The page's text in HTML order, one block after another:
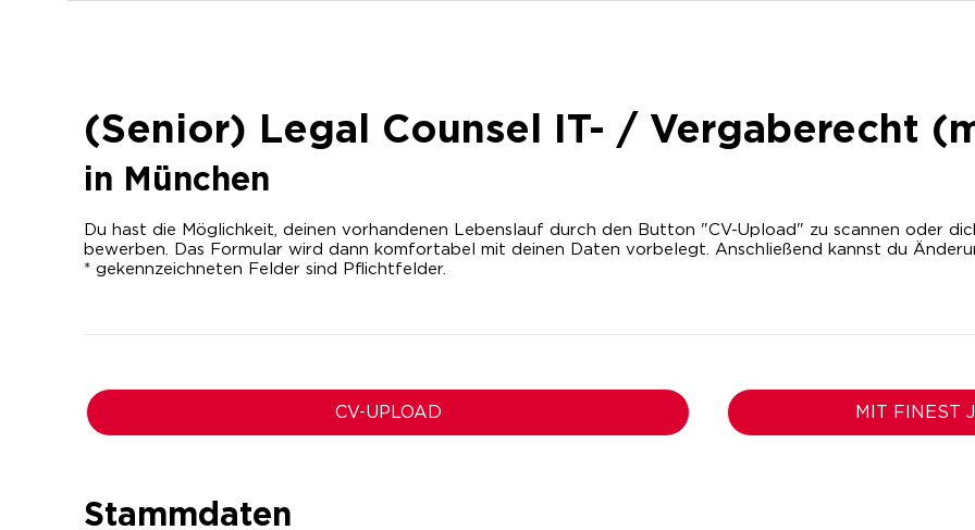
(Senior) Legal Counsel IT- / Vergaberecht
in München
Du hast die Möglichkeit, deinen vorhandenen Lebenslauf durch den Button "CV-Upload" zu scannen oder
bewerben. Das Formular wird dann komfortabel mit deinen Daten vorbelegt. Anschließend kannst du
* gekennzeichneten Felder sind Pflichtfelder.
CV-UPLOAD MIT FINEST
Stammdaten